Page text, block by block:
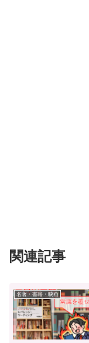
関連記事
名著・書籍・映画